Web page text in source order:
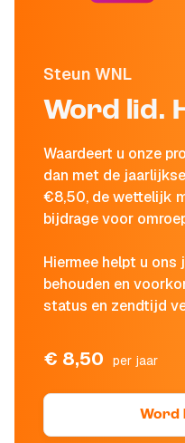
Steun WNL
Word lid.
Waardeert u onze
dan met de
€8,50, de wettelijk
bijdrage voor
Hiermee helpt u
behouden en
status en zendtijd
€ 8,50 per jaar
Word